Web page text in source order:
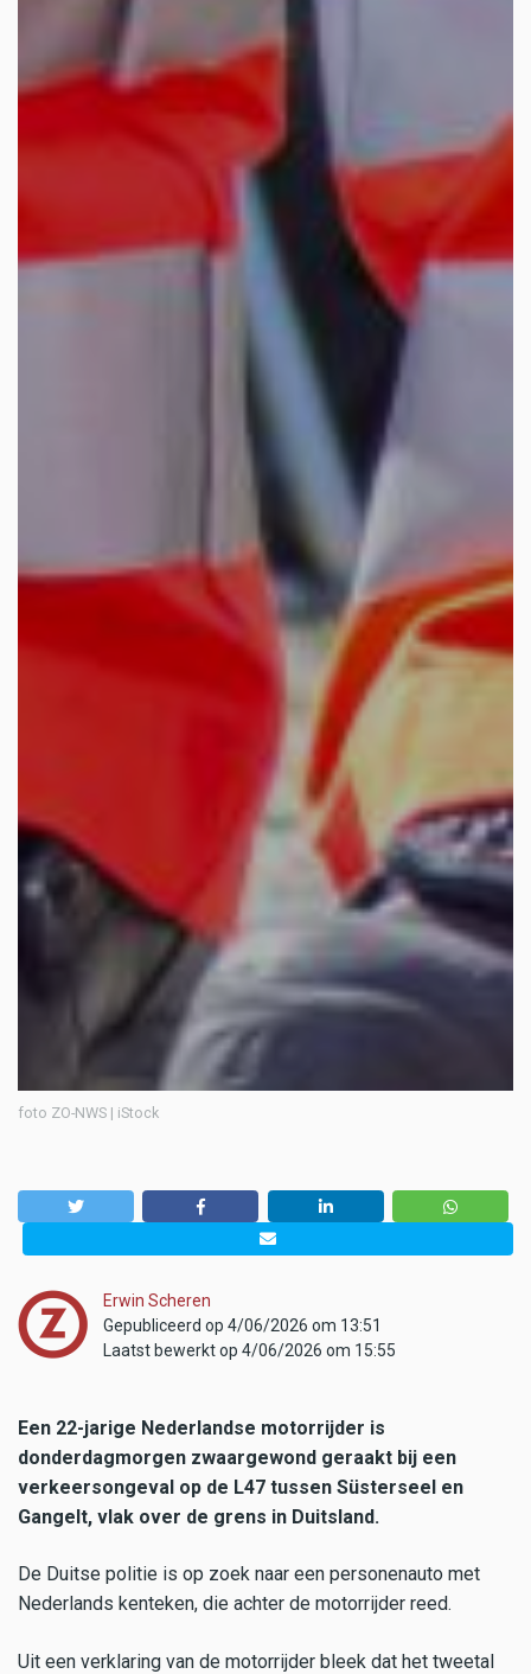
foto ZO-NWS | iStock
Erwin Scheren
Gepubliceerd op 4/06/2026 om 13:51
Laatst bewerkt op 4/06/2026 om 15:55
Een 22-jarige Nederlandse motorrijder is
donderdagmorgen zwaargewond geraakt bij een
verkeersongeval op de L47 tussen Süsterseel en
Gangelt, vlak over de grens in Duitsland.
De Duitse politie is op zoek naar een personenauto met
Nederlands kenteken, die achter de motorrijder reed.
Uit een verklaring van de motorrijder bleek dat het tweetal